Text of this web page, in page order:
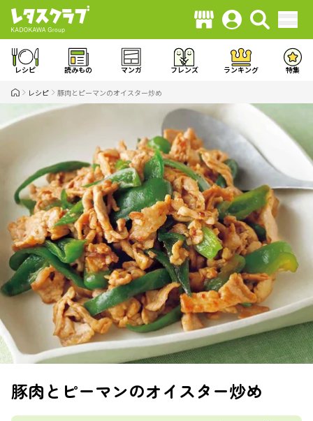
レシピ 読みもの マンガ フレンズ ランキング 特集
レシピ 豚肉とピーマンのオイスター炒め
豚肉とピーマンのオイスター炒め